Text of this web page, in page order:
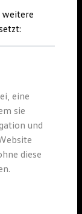
weitere
eine
sie
und
diese